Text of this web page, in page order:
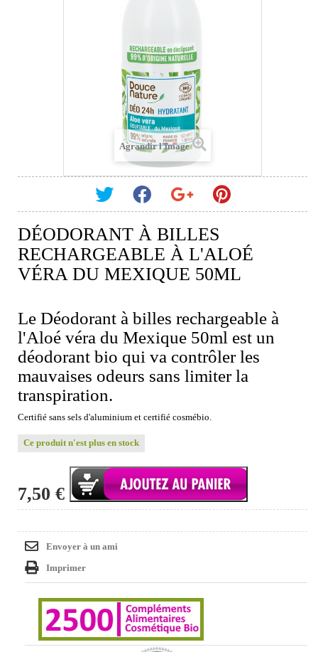
Agrandir l'image
DÉODORANT À BILLES
RECHARGEABLE À L'ALOÉ
VÉRA DU MEXIQUE 50ML
Le Déodorant à billes rechargeable à
l'Aloé véra du Mexique 50ml est un
déodorant bio qui va contrôler les
mauvaises odeurs sans limiter la
transpiration.
Certifié sans sels d'aluminium et certifié cosmébio.
Ce produit n'est plus en stock
7,50 €
Envoyer à un ami
Imprimer